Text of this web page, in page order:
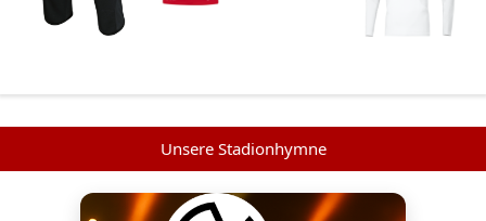
Unsere Stadionhymne